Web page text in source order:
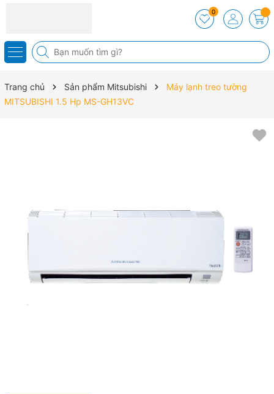
0
Trang chủ Sản phẩm Mitsubishi
Máy lạnh treo tường
MITSUBISHI 1.5 Hp MS-GH13VC